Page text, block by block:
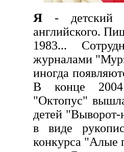
Я - детский
английского.
1983...
журналами
иногда
В конце 2004
"Октопус"
детей
в виде
конкурса "Алые